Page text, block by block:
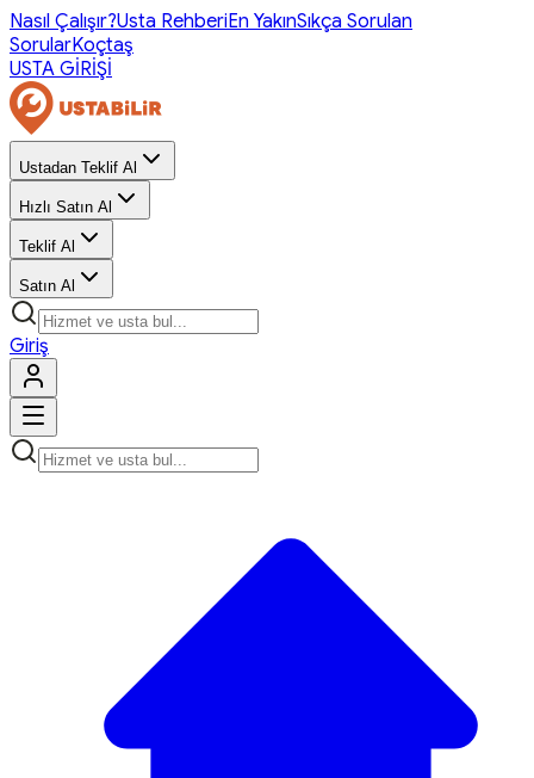
Nasıl Çalışır?Usta RehberiEn YakınSıkça Sorulan
SorularKoçtaş
USTA GİRİŞİ
Ustadan Teklif Al
Hızlı Satın Al
Teklif Al
Satın Al
Giriş